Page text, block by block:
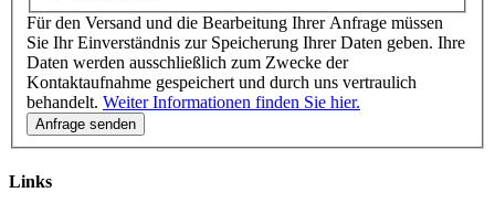
Für den Versand und die Bearbeitung Ihrer Anfrage müssen
Sie Ihr Einverständnis zur Speicherung Ihrer Daten geben. Ihre
Daten werden ausschließlich zum Zwecke der
Kontaktaufnahme gespeichert und durch uns vertraulich
behandelt. Weiter Informationen finden Sie hier.
Links